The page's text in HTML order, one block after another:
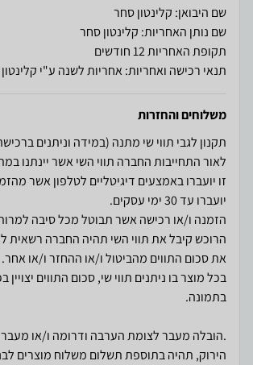
שם היבואן: קלינטון סחר
שם נותן האחריות: קלינטון סחר
תקופת האחריות 12 חודשים
תנאי רכישה ואחריות: אחריות לשנה ע"י
משלוחים והחזרות
לאור התחייבות החברה תווי השי אשר יינתנו
זו יועברו באמצעים דיגיטליים לטלפון אשר
הזמנה ו/או רכישה אשר תבוטל מכל סיבה
הרוכש קיבל את תווי השי תהיה החברה רשאית
בכל מוצר בו ניתנים תווי שי, סכום התווים יצויין
.הובלה מעבר לצומת הערבה ודרומה ו/או מעבר
הירוק, תהיה בתוספת תשלום משלוח מוצרים